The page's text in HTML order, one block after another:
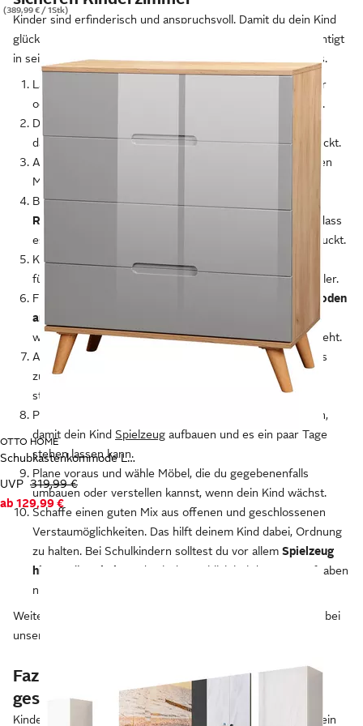
(389,99 € / 1Stk)
OTTO HOME
Schubkastenkommode Lund Schlafzimmerschrank Wäscheschrank mit hochglänzenden Fronten
UVP 319,99 €
ab 129,99 €
Kinder sind erfinderisch und anspruchsvoll. Damit du dein Kind
glücklich machen und auch einmal für kurze Zeit unbeaufsichtigt
in seinem Zimmer lassen kannst, hier ein paar Tipps von uns.
Lass neue Möbel ein paar Tage auf dem Balkon, im Keller
oder in der Garage ausdünsten. So verfliegt der Geruch.
Dreh beim Möbelaufbau
damit dein Kleinkind sie nicht löst und eventuell verschluckt.
Achte bei kleinen Kindern auf abgerundete Kanten an den
Möbeln.
Bewahre Windeln und Pflegeprodukte immer
Reichweite deines Krabbelkindes
auf. Das verhindert, dass
es aus Versehen Plastik in den Mund nimmt und verschluckt.
Kinder mögen bunte und fröhliche Farben, Jugendliche
fühlen sich oft mit Weiß, Grau oder schlichtem Holz wohler.
Für mehr Standfestigkeit solltest du
Regale und Kommoden
an der Wand befestigen.
Dann bleiben sie auch stehen,
wenn es im Kinderzimmer einmal etwas turbulenter zugeht.
An den Steckdosen bringst du Kindersicherungen an. Bis
zum Eintritt in die weiterführende Schule sollten diese
stecken bleiben.
Plane immer auch noch etwas Platz im Kinderzimmer ein,
damit dein Kind Spielzeug aufbauen und es ein paar Tage
stehen lassen kann.
Plane voraus und wähle Möbel, die du gegebenenfalls
umbauen oder verstellen kannst, wenn dein Kind wächst.
Schaffe einen guten Mix aus offenen und geschlossenen
Verstaumöglichkeiten. Das hilft deinem Kind dabei, Ordnung
zu halten. Bei Schulkindern solltest du vor allem Spielzeug
hinter Türen haben,
damit der Anblick bei den Hausaufgaben
nicht ablenkt.
Weitere Tipps und Inspiration fürs Kinderzimmer findest du bei
unseren
Fazit: Altersgerechte Kinderzimmer
gestalten
Kinder wachsen so schnell und mit ihnen die Ansprüche an ein